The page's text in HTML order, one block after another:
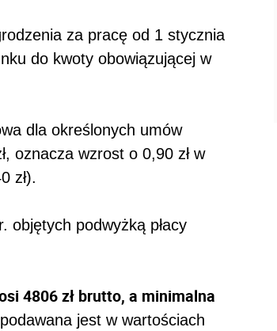
za pracę od 1 stycznia
do kwoty obowiązującej w
dla określonych umów
oznacza wzrost o 0,90 zł w
zł).
objętych podwyżką płacy
4806 zł brutto, a minimalna
jest w wartościach